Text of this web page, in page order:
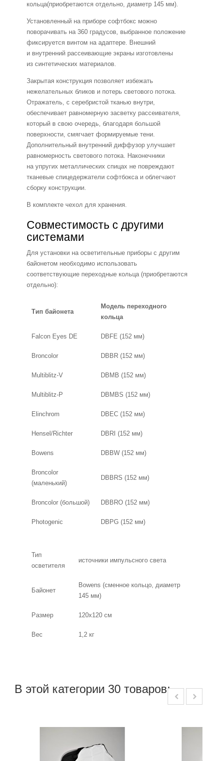
кольца(приобретаются отдельно, диаметр 145 мм).
Установленный на приборе софтбокс можно
поворачивать на 360 градусов, выбранное положение
фиксируется винтом на адаптере. Внешний
и внутренний рассеивающие экраны изготовлены
из синтетических материалов.
Закрытая конструкция позволяет избежать
нежелательных бликов и потерь светового потока.
Отражатель, с серебристой тканью внутри,
обеспечивает равномерную засветку рассеивателя,
который в свою очередь, благодаря большой
поверхности, смягчает формируемые тени.
Дополнительный внутренний диффузор улучшает
равномерность светового потока. Наконечники
на упругих металлических спицах не повреждают
тканевые спицедержатели софтбокса и облегчают
сборку конструкции.
В комплекте чехол для хранения.
Совместимость с другими
системами
Для установки на осветительные приборы с другим
байонетом необходимо использовать
соответствующие переходные кольца (приобретаются
отдельно):
Тип байонета
Модель переходного
кольца
Falcon Eyes DE DBFE (152 мм)
Broncolor DBBR (152 мм)
Multiblitz-V DBMB (152 мм)
Multiblitz-P DBMBS (152 мм)
Elinchrom DBEC (152 мм)
Hensel/Richter DBRI (152 мм)
Bowens DBBW (152 мм)
Broncolor
(маленький)
DBBRS (152 мм)
Broncolor (большой) DBBRO (152 мм)
Photogenic DBPG (152 мм)
Тип
осветителя
источники импульсного света
Байонет
Bowens (сменное кольцо, диаметр
145 мм)
Размер 120х120 см
Вес 1,2 кг
В этой категории 30 товаров: